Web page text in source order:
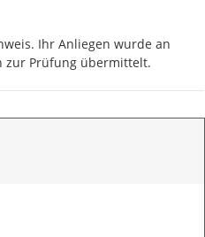
Ihr Anliegen wurde an
zur Prüfung übermittelt.